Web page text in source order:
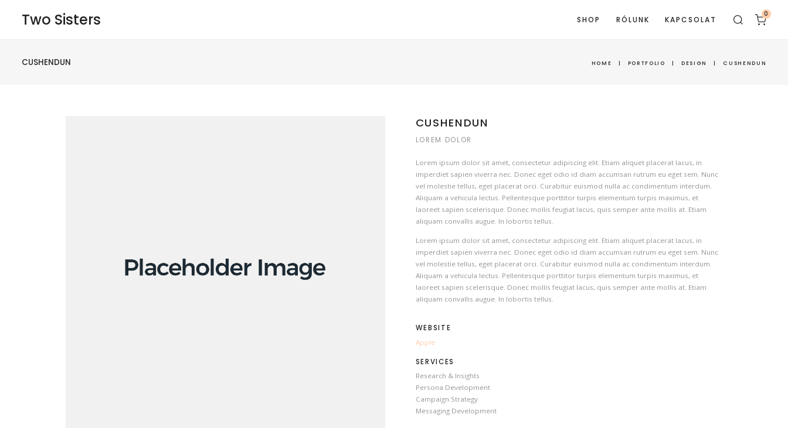
Two Sisters SHOP RÓLUNK KAPCSOLAT
0
CUSHENDUN HOME | PORTFOLIO | DESIGN | CUSHENDUN
CUSHENDUN
LOREM DOLOR
Lorem ipsum dolor sit amet, consectetur adipiscing elit. Etiam aliquet placerat lacus, in
imperdiet sapien viverra nec. Donec eget odio id diam accumsan rutrum eu eget sem. Nunc
vel molestie tellus, eget placerat orci. Curabitur euismod nulla ac condimentum interdum.
Aliquam a vehicula lectus. Pellentesque porttitor turpis elementum turpis maximus, et
laoreet sapien scelerisque. Donec mollis feugiat lacus, quis semper ante mollis at. Etiam
aliquam convallis augue. In lobortis tellus.
Lorem ipsum dolor sit amet, consectetur adipiscing elit. Etiam aliquet placerat lacus, in
imperdiet sapien viverra nec. Donec eget odio id diam accumsan rutrum eu eget sem. Nunc
vel molestie tellus, eget placerat orci. Curabitur euismod nulla ac condimentum interdum.
Aliquam a vehicula lectus. Pellentesque porttitor turpis elementum turpis maximus, et
laoreet sapien scelerisque. Donec mollis feugiat lacus, quis semper ante mollis at. Etiam
aliquam convallis augue. In lobortis tellus.
WEBSITE
Apple
SERVICES
Research & Insights
Persona Development
Campaign Strategy
Messaging Development